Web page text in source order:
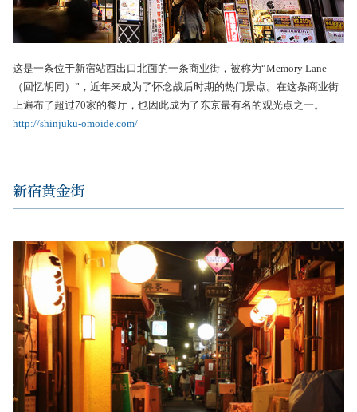
这是一条位于新宿站西出口北面的一条商业街，被称为“Memory Lane
（回忆胡同）”，近年来成为了怀念战后时期的热门景点。在这条商业街
上遍布了超过70家的餐厅，也因此成为了东京最有名的观光点之一。
http://shinjuku-omoide.com/
新宿黄金街